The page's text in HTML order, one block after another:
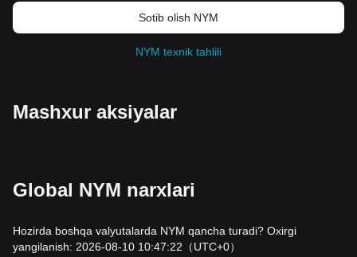
Sotib olish NYM
NYM texnik tahlili
Mashxur aksiyalar
Global NYM narxlari
Hozirda boshqa valyutalarda NYM qancha turadi? Oxirgi
yangilanish: 2026-08-10 10:47:22 （UTC+0）